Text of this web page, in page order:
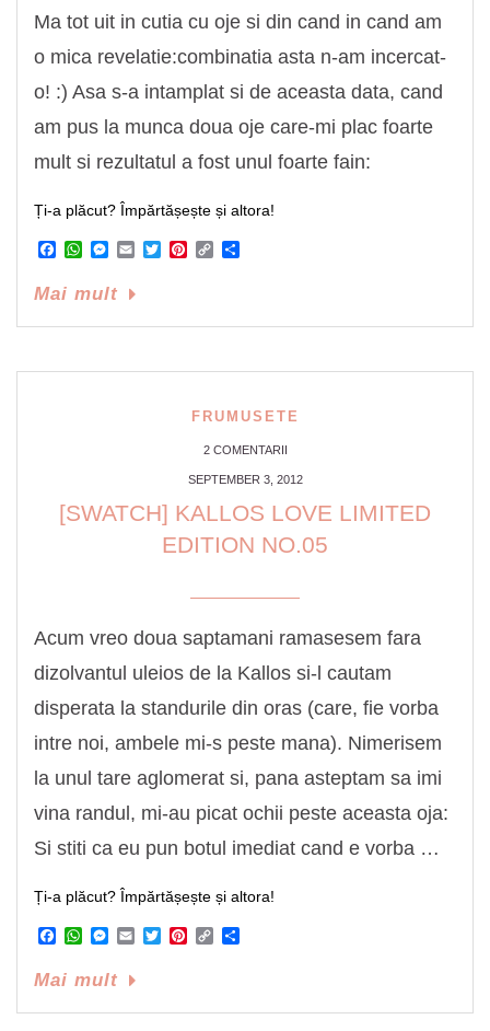
Ma tot uit in cutia cu oje si din cand in cand am
o mica revelatie:combinatia asta n-am incercat-
o! :) Asa s-a intamplat si de aceasta data, cand
am pus la munca doua oje care-mi plac foarte
mult si rezultatul a fost unul foarte fain:
Ți-a plăcut? Împărtășește și altora!
Facebook
WhatsApp
Messenger
EmailTwitterPinterest
Copy
Mai mult
FRUMUSETE
2 COMENTARII
SEPTEMBER 3, 2012
[SWATCH] KALLOS LOVE LIMITED
EDITION NO.05
Acum vreo doua saptamani ramasesem fara
dizolvantul uleios de la Kallos si-l cautam
disperata la standurile din oras (care, fie vorba
intre noi, ambele mi-s peste mana). Nimerisem
la unul tare aglomerat si, pana asteptam sa imi
vina randul, mi-au picat ochii peste aceasta oja:
Si stiti ca eu pun botul imediat cand e vorba …
Ți-a plăcut? Împărtășește și altora!
Facebook
WhatsApp
Messenger
EmailTwitterPinterest
Copy
Mai mult